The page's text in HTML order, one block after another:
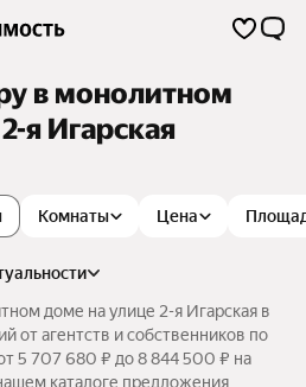
в монолитном
я Игарская
Комнаты Цена
доме на улице 2-я Игарская в
от агентств и собственников по
5 707 680 ₽ до 8 844 500 ₽ на
каталоге предложения